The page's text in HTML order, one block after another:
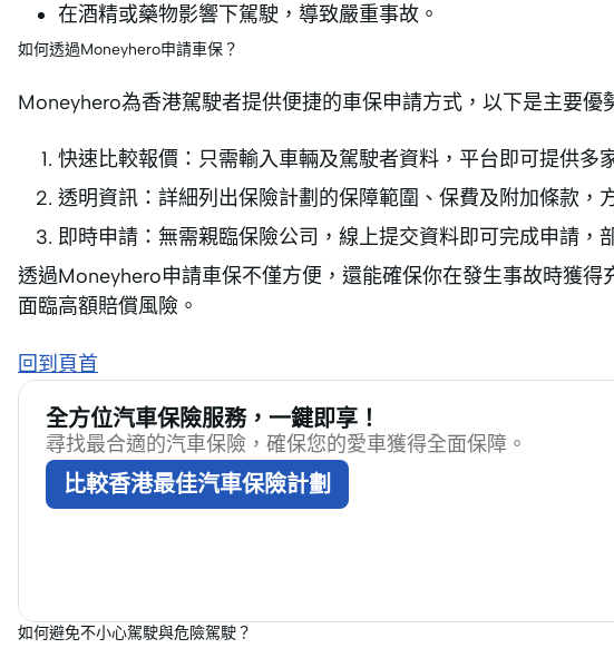
在酒精或藥物影響下駕駛，導致嚴重事故。
如何透過Moneyhero申請車保？
Moneyhero為香港駕駛者提供便捷的車保申請方式，以下是主要優
快速比較報價：只需輸入車輛及駕駛者資料，平台即可提供多
透明資訊：詳細列出保險計劃的保障範圍、保費及附加條款，
即時申請：無需親臨保險公司，線上提交資料即可完成申請，
透過Moneyhero申請車保不僅方便，還能確保你在發生事故時獲
面臨高額賠償風險。
回到頁首
全方位汽車保險服務，一鍵即享！
尋找最合適的汽車保險，確保您的愛車獲得全面保障。
比較香港最佳汽車保險計劃
如何避免不小心駕駛與危險駕駛？